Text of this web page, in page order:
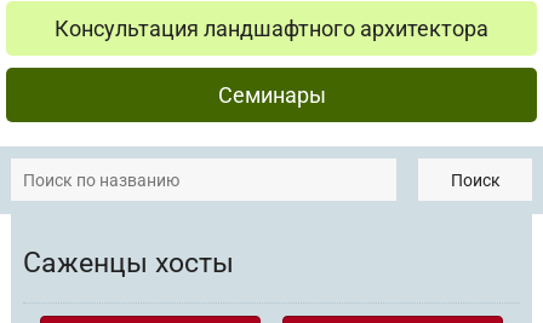
Консультация ландшафтного архитектора
Семинары
Поиск
Саженцы хосты